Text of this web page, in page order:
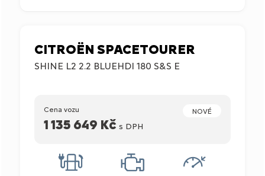
CITROËN SPACETOURER
SHINE L2 2.2 BLUEHDI 180 S&S E
Cena vozu
1 135 649 Kč s DPH
NOVÉ